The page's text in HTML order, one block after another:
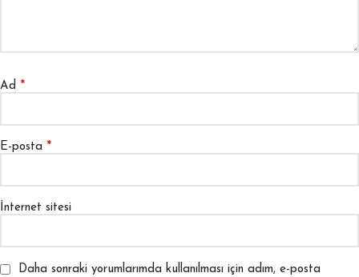
Ad *
E-posta *
İnternet sitesi
Daha sonraki yorumlarımda kullanılması için adım, e-posta